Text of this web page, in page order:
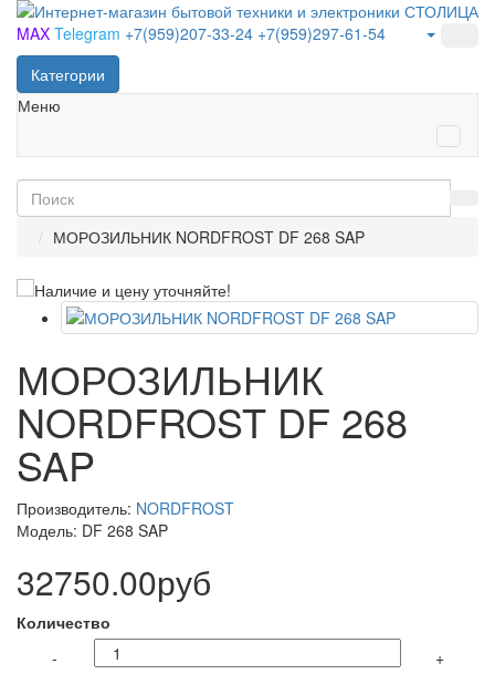
MAX Telegram +7(959)207-33-24 +7(959)297-61-54
Категории
Меню
МОРОЗИЛЬНИК NORDFROST DF 268 SAP
МОРОЗИЛЬНИК
NORDFROST DF 268
SAP
Производитель: NORDFROST
Модель: DF 268 SAP
32750.00руб
Количество
-
+